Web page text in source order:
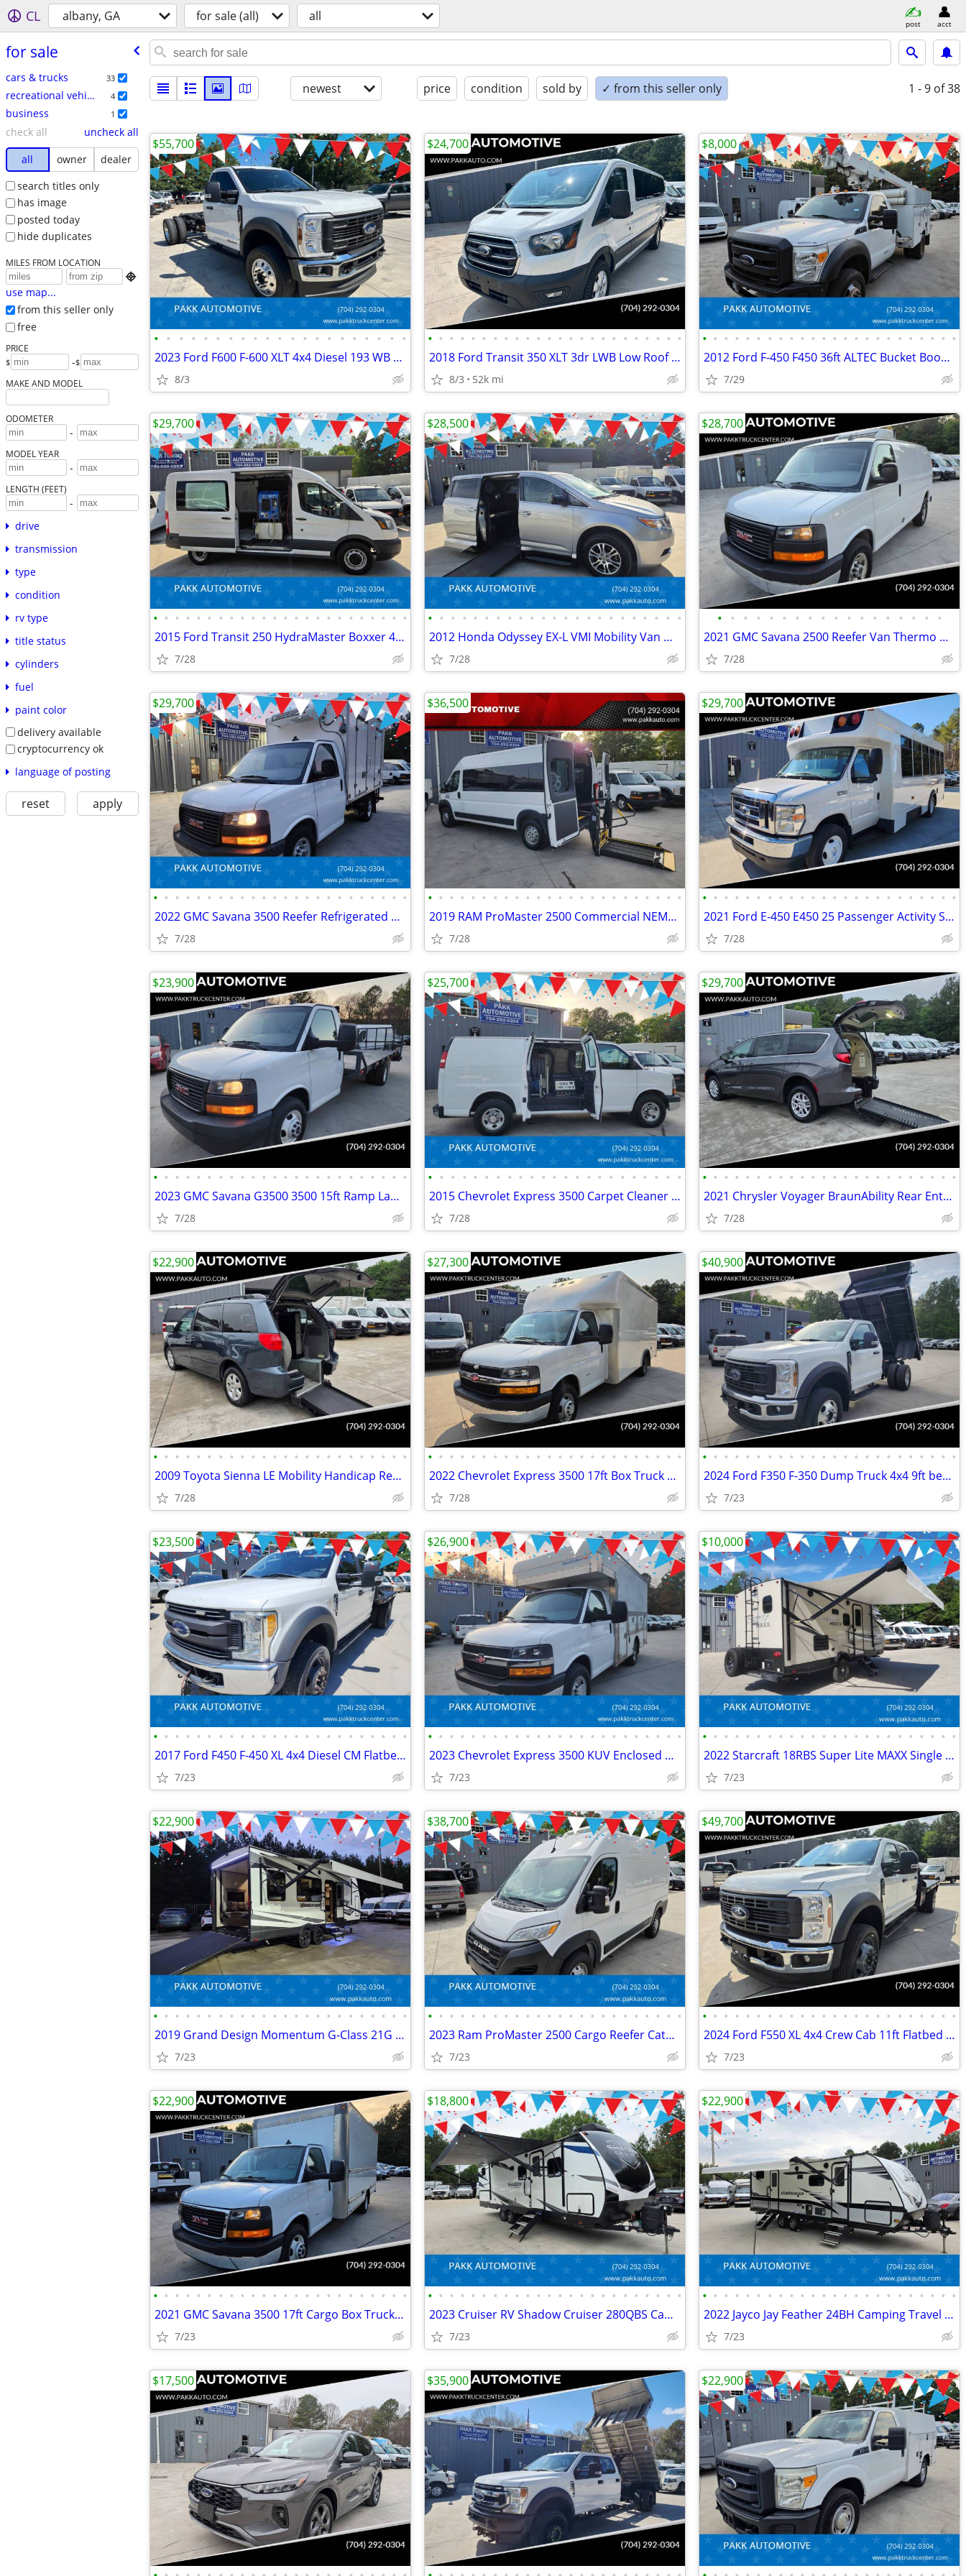
CL albany, GA for sale (all) all post acct
for sale
cars & trucks 33
recreational vehicles 4
business 1
check all
uncheck all
all
owner
dealer
search titles only
has image
posted today
hide duplicates
MILES FROM LOCATION

use map...
from this seller only
free
PRICE
$ -$
MAKE AND MODEL
ODOMETER
-
MODEL YEAR
-
LENGTH (FEET)
-
drive
transmission
type
condition
rv type
title status
cylinders
fuel
paint color
delivery available
cryptocurrency ok
language of posting
reset apply
newest price condition sold by ✓ from this seller only 1 - 9 of 38
• • • • • • • • • • • • • • • • • • • • •
2023 Ford F600 F-600 XLT 4x4 Diesel 193 WB Cab Chassis Fully Loaded
8/3
$55,700
• • • • • • • • • • • • • • • • • • • • • • • •
2018 Ford Transit 350 XLT 3dr LWB Low Roof Passenger Van w/Sliding Sid
8/3 52k mi
$24,700
• • • • • • • • • • • • • • • • • • • • • • • •
2012 Ford F-450 F450 36ft ALTEC Bucket Boom Lift Truck
7/29
$8,000
• • • • • • • • • • • • • • • • • • • • • • • •
2015 Ford Transit 250 HydraMaster Boxxer 423s CARPET CLEANER MACHINE
7/28
$29,700
• • • • • • • • • • • • • • • • • • • • • • •
2012 Honda Odyssey EX-L VMI Mobility Van Handicap AEVIT Hand Controls
7/28
$28,500
• • • • • • • • • • • • • • • • • •
2021 GMC Savana 2500 Reefer Van Thermo King V320 V-320 MAX w/ Standby
7/28
$28,700
• • • • • • • • • • • • • • • • • • • • • • • •
2022 GMC Savana 3500 Reefer Refrigerated Box Truck Thermo King V320MAX
7/28
$29,700
• • • • • • • • • • • • • • • • • • • • • • • •
2019 RAM ProMaster 2500 Commercial NEMT Wheelchair Gurney Van w/ Lift
7/28
$36,500
• • • • • • • • • • • • • • • • • • • • • • • •
2021 Ford E-450 E450 25 Passenger Activity Shuttle Coach Van Mini Bus
7/28
$29,700
• • • • • • • • • • • • • • • • • • • • • • • •
2023 GMC Savana G3500 3500 15ft Ramp Landscape Flatbed Stake Bed Truck
7/28
$23,900
• • • • • • • • • • • • • • • • • • • • • • •
2015 Chevrolet Express 3500 Carpet Cleaner BUTLER CLEANING SYSTEM
7/28
$25,700
• • • • • • • • • • • • • • • • • • • • • • • •
2021 Chrysler Voyager BraunAbility Rear Entry Mobility Wheelchair Van
7/28
$29,700
• • • • • • • • • • • • • • • • • • • • • • • •
2009 Toyota Sienna LE Mobility Handicap Rear Entry Wheelchair Ramp Van
7/28
$22,900
• • • • • • • • • • • • • • • • • • • • • • • •
2022 Chevrolet Express 3500 17ft Box Truck Side Door Delivery Van
7/28
$27,300
• • • • • • • • • • • • • • • • • • • • • • • •
2024 Ford F350 F-350 Dump Truck 4x4 9ft bed 145" WB 7.3 v8 Gas Motor
7/23
$40,900
• • • • • • • • • • • • • • • • • • • • • • • •
2017 Ford F450 F-450 XL 4x4 Diesel CM Flatbed Hauler Farm Work Truck
7/23
$23,500
• • • • • • • • • • • • • • • • • • • • • • • •
2023 Chevrolet Express 3500 KUV Enclosed Utility Service Plumber Truck
7/23
$26,900
• • • • • • • • • • • • • • • • • • • • • • • •
2022 Starcraft 18RBS Super Lite MAXX Single Axle Travel Trailer Camper
7/23
$10,000
• • • • • • • • • • • • • • • • • • • • • • • •
2019 Grand Design Momentum G-Class 21G Toy Hauler Camper FUEL STATION
7/23
$22,900
• • • • • • • • • • • • • • • • • • • • • • • •
2023 Ram ProMaster 2500 Cargo Reefer Catering Van Thermo King V320
7/23
$38,700
• • • • • • • • • • • • • • • • • • • • • • • •
2024 Ford F550 XL 4x4 Crew Cab 11ft Flatbed Hauler Work Bed Farm Truck
7/23
$49,700
• • • • • • • • • • • • • • • • • • • • • • • •
2021 GMC Savana 3500 17ft Cargo Box Truck Cutaway Work Delivery Van
7/23
$22,900
• • • • • • • • • • • • • • • • • • • • • • • •
2023 Cruiser RV Shadow Cruiser 280QBS Camper Camping Travel Trailer
7/23
$18,800
• • • • • • • • • • • • • • • • • • • • • • • •
2022 Jayco Jay Feather 24BH Camping Travel Trailer Camper CLEAN
7/23
$22,900
$17,500 $35,900 $22,900